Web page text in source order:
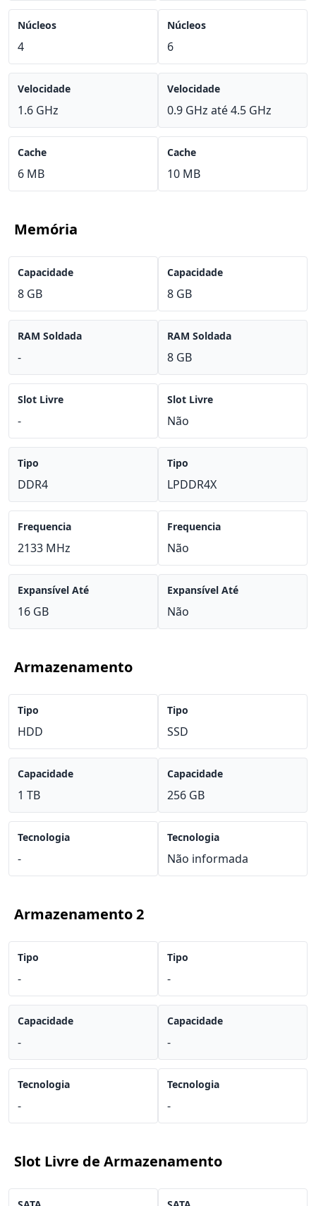
Núcleos
4
Velocidade
1.6 GHz
Cache
6 MB
Núcleos
6
Velocidade
0.9 GHz até 4.5 GHz
Cache
10 MB
Memória
Capacidade
8 GB
RAM Soldada
-
Slot Livre
-
Tipo
DDR4
Frequencia
2133 MHz
Expansível Até
16 GB
Capacidade
8 GB
RAM Soldada
8 GB
Slot Livre
Não
Tipo
LPDDR4X
Frequencia
Não
Expansível Até
Não
Armazenamento
Tipo
HDD
Capacidade
1 TB
Tecnologia
-
Tipo
SSD
Capacidade
256 GB
Tecnologia
Não informada
Armazenamento 2
Tipo
-
Capacidade
-
Tecnologia
-
Tipo
-
Capacidade
-
Tecnologia
-
Slot Livre de Armazenamento